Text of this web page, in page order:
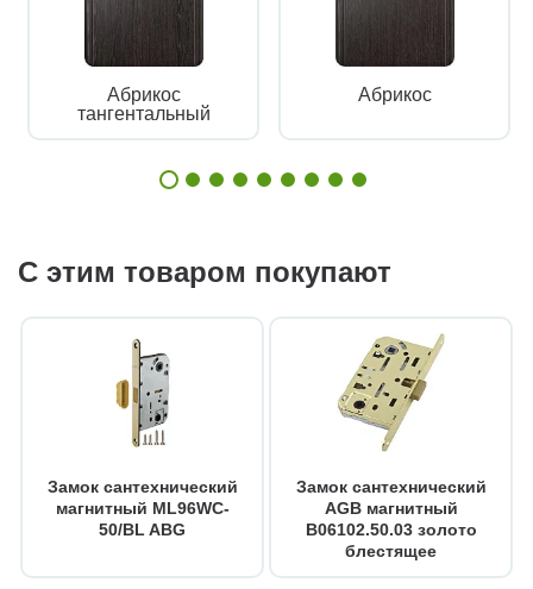
Абрикос
тангентальный
Абрикос
С этим товаром покупают
Замок сантехнический
магнитный ML96WC-
50/BL ABG
Замок сантехнический
AGB магнитный
B06102.50.03 золото
блестящее